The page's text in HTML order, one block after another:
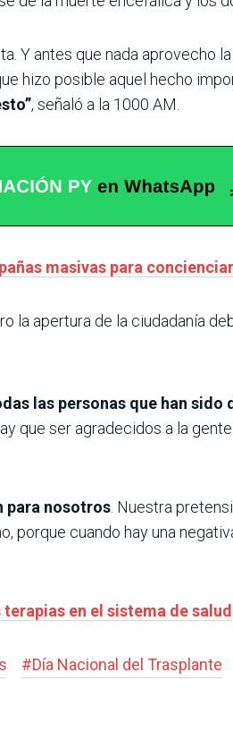
Y antes que nada aprovecho
hizo posible aquel hecho
, señaló a la 1000 AM.
masivas para
la apertura de la ciudadanía
las personas que han sido
que ser agradecidos a la
para nosotros . Nuestra
porque cuando hay una
en el sistema de salud
#Día Nacional del Trasplante